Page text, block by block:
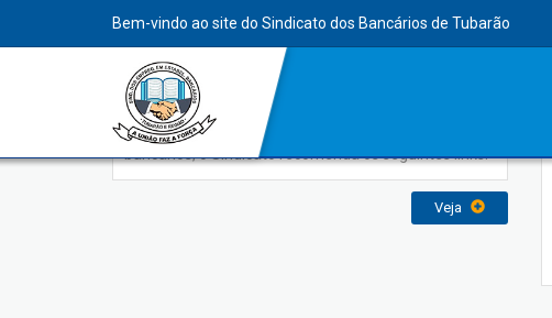
Bem-vindo ao site do Sindicato dos Bancários de Tubarão
Links Importantes
Para facilitar o acesso aos sites de interesse dos
bancários, o Sindicato recomenda os seguintes links:
Veja